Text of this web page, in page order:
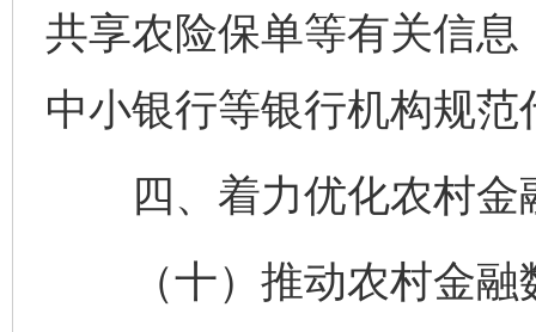
共享农险保单等有关信
中小银行等银行机构规
四、着力优化农村金
（十）推动农村金融